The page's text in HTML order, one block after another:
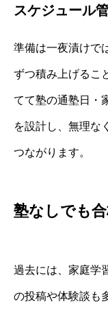
スケジュール
準備は一夜漬けで
ずつ積み上げるこ
てて塾の通塾日・
を設計し、無理な
つながります。
塾なしでも
過去には、家庭学
の投稿や体験談も